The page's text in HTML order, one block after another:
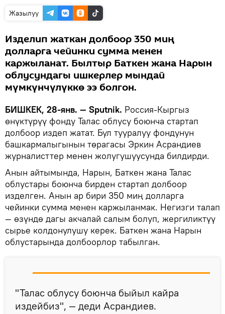
Жазылуу
Изделип жаткан долбоор 350 миң
долларга чейинки сумма менен
каржыланат. Былтыр Баткен жана Нарын
облусундагы ишкерлер мындай
мүмкүнчүлүккө ээ болгон.
БИШКЕК, 28-янв. — Sputnik. Россия-Кыргыз
өнүктүрүү фонду Талас облусу боюнча стартап
долбоор издеп жатат. Бул тууралуу фондунун
башкармалыгынын төрагасы Эркин Асрандиев
журналисттер менен жолугушуусунда билдирди.
Анын айтымында, Нарын, Баткен жана Талас
облустары боюнча бирден стартап долбоор
изделген. Анын ар бири 350 миң долларга
чейинки сумма менен каржыланмак. Негизги талап
— өзүндө дагы акчалай салым болуп, жергиликтүү
сырье колдонулушу керек. Баткен жана Нарын
облустарында долбоорлор табылган.
"Талас облусу боюнча быйыл кайра
издейбиз", — деди Асрандиев.